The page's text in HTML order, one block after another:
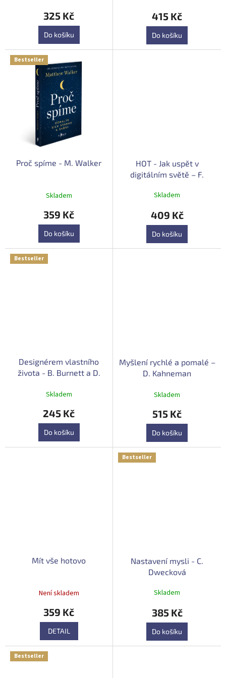
produktu
je
5,0
z
5
325 Kč
Do košíku
415 Kč
Do košíku
Bestseller
Proč spíme - M. Walker
Skladem
359 Kč
Do košíku
HOT - Jak uspět v
digitálním světě – F.
Průměrné
hodnocení
produktu
je
5,0
z
5
Skladem
409 Kč
Do košíku
Bestseller
Designérem vlastního
života - B. Burnett a D.
Skladem
245 Kč
Do košíku
Myšlení rychlé a pomalé –
D. Kahneman
Skladem
515 Kč
Do košíku
Mít vše hotovo
Není skladem
359 Kč
DETAIL
Bestseller
Nastavení mysli - C.
Dwecková
Průměrné
hodnocení
produktu
je
5,0
z
5
Skladem
385 Kč
Do košíku
Bestseller